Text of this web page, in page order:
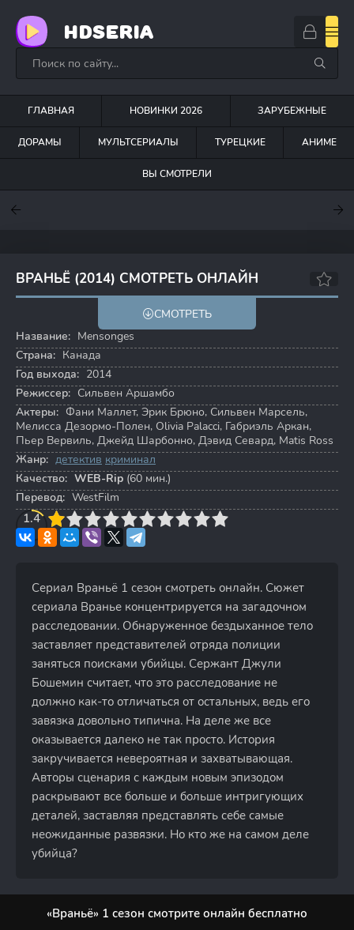
HDSERIA
ГЛАВНАЯ НОВИНКИ 2026 ЗАРУБЕЖНЫЕ
ДОРАМЫ МУЛЬТСЕРИАЛЫ ТУРЕЦКИЕ АНИМЕ
ВЫ СМОТРЕЛИ
ВРАНЬЁ (2014) СМОТРЕТЬ ОНЛАЙН
7.6
СМОТРЕТЬ
Название: Mensonges
Страна: Канада
Год выхода: 2014
Режиссер: Сильвен Аршамбо
Актеры: Фани Маллет, Эрик Брюно, Сильвен Марсель,
Мелисса Дезормо-Полен, Olivia Palacci, Габриэль Аркан,
Пьер Вервиль, Джейд Шарбонно, Дэвид Севард, Matis Ross
Жанр: детектив криминал
Качество: WEB-Rip (60 мин.)
Перевод: WestFilm
1.4
4 5 6 7 8 9 10
Сериал Враньё 1 сезон смотреть онлайн. Сюжет
сериала Вранье концентрируется на загадочном
расследовании. Обнаруженное бездыханное тело
заставляет представителей отряда полиции
заняться поисками убийцы. Сержант Джули
Бошемин считает, что это расследование не
должно как-то отличаться от остальных, ведь его
завязка довольно типична. На деле же все
оказывается далеко не так просто. История
закручивается невероятная и захватывающая.
Авторы сценария с каждым новым эпизодом
раскрывают все больше и больше интригующих
деталей, заставляя представлять себе самые
неожиданные развязки. Но кто же на самом деле
убийца?
«Враньё» 1 сезон смотрите онлайн бесплатно